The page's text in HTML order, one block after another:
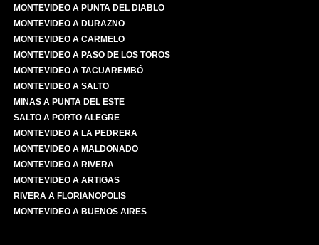
MONTEVIDEO A PUNTA DEL DIABLO
MONTEVIDEO A DURAZNO
MONTEVIDEO A CARMELO
MONTEVIDEO A PASO DE LOS TOROS
MONTEVIDEO A TACUAREMBÓ
MONTEVIDEO A SALTO
MINAS A PUNTA DEL ESTE
SALTO A PORTO ALEGRE
MONTEVIDEO A LA PEDRERA
MONTEVIDEO A MALDONADO
MONTEVIDEO A RIVERA
MONTEVIDEO A ARTIGAS
RIVERA A FLORIANOPOLIS
MONTEVIDEO A BUENOS AIRES